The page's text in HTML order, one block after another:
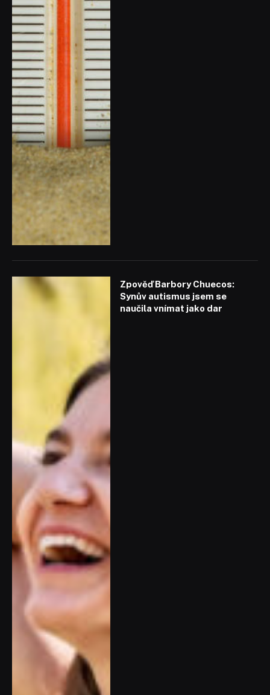
Zpověď Barbory Chuecos:
Synův autismus jsem se
naučila vnímat jako dar